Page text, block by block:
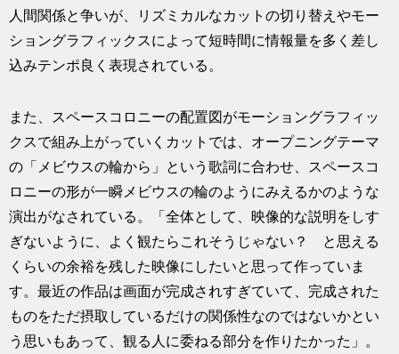
人間関係と争いが、リズミカルなカットの切り替えやモー
ショングラフィックスによって短時間に情報量を多く差し
込みテンポ良く表現されている。
また、スペースコロニーの配置図がモーショングラフィッ
クスで組み上がっていくカットでは、オープニングテーマ
の「メビウスの輪から」という歌詞に合わせ、スペースコ
ロニーの形が一瞬メビウスの輪のようにみえるかのような
演出がなされている。「全体として、映像的な説明をしす
ぎないように、よく観たらこれそうじゃない？ と思える
くらいの余裕を残した映像にしたいと思って作っていま
す。最近の作品は画面が完成されすぎていて、完成された
ものをただ摂取しているだけの関係性なのではないかとい
う思いもあって、観る人に委ねる部分を作りたかった」。